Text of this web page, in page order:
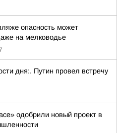
опасность может
на мелководье
дня:. Путин провел встречу
одобрили новый проект в